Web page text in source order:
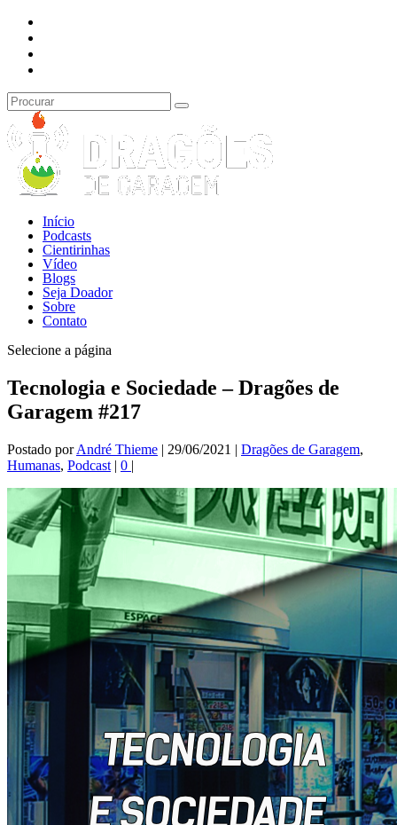
Início
Podcasts
Cientirinhas
Vídeo
Blogs
Seja Doador
Sobre
Contato
Selecione a página
Tecnologia e Sociedade – Dragões de
Garagem #217
Postado porAndré Thieme | 29/06/2021 | Dragões de Garagem,
Humanas, Podcast | 0 |